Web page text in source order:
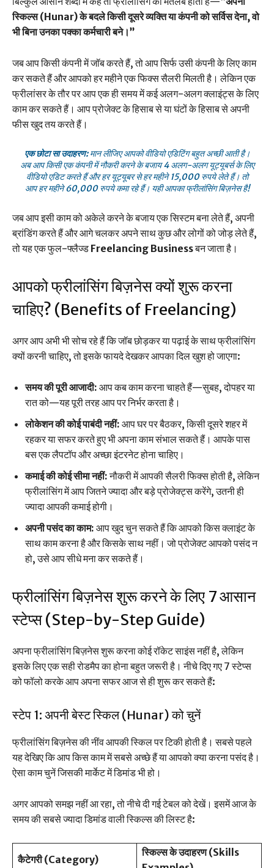
स्किल्स (Hunar) के बदले किसी दूसरे व्यक्ति या कंपनी को सर्विस देना, वो
भी बिना उनका पक्का कर्मचारी बने।”
जब आप किसी कंपनी में जॉब करते हैं, तो आप सिर्फ उसी कंपनी के लिए काम
कर सकते हैं और आपको हर महीने एक फिक्स सैलरी मिलती है। लेकिन एक
फ्रीलांसर के तौर पर आप एक ही समय में कई अलग-अलग क्लाइंट्स के लिए
काम कर सकते हैं। आप प्रोजेक्ट के हिसाब से या घंटों के हिसाब से अपनी
फीस खुद तय करते हैं।
एक छोटा सा उदाहरण:मान लीजिए आपको वीडियो एडिटिंग बहुत अच्छी आती है।
अब आप किसी एक कंपनी में नौकरी करने के बजाय 4 अलग-अलग यूट्यूबर्स के लिए
वीडियो एडिट करते हैं और हर यूट्यूबर से हर महीने 15,000 रुपये लेते हैं। तो
आप हर महीने 60,000 रुपये कमा रहे हैं। यही आपका फ्रीलांसिंग बिज़नेस है!
जब आप इसी काम को अकेले करने के बजाय एक सिस्टम बना लेते हैं, अपनी
ब्रांडिंग करते हैं और आगे चलकर अपने साथ कुछ और लोगों को जोड़ लेते हैं,
तो यह एक फुल-फ्लैज्ड Freelancing Businessबन जाता है।
आपको फ्रीलांसिंग बिज़नेस क्यों शुरू करना
चाहिए? (Benefits of Freelancing)
अगर आप अभी भी सोच रहे हैं कि जॉब छोड़कर या पढ़ाई के साथ फ्रीलांसिंग
क्यों करनी चाहिए, तो इसके फायदे देखकर आपका दिल खुश हो जाएगा:
समय की पूरी आजादी: आप कब काम करना चाहते हैं—सुबह, दोपहर या
रात को—यह पूरी तरह आप पर निर्भर करता है।
लोकेशन की कोई पाबंदी नहीं: आप घर पर बैठकर, किसी दूसरे शहर में
रहकर या सफर करते हुए भी अपना काम संभाल सकते हैं। आपके पास
बस एक लैपटॉप और अच्छा इंटरनेट होना चाहिए।
कमाई की कोई सीमा नहीं:नौकरी में आपकी सैलरी फिक्स होती है, लेकिन
फ्रीलांसिंग में आप जितने ज्यादा और बड़े प्रोजेक्ट्स करेंगे, उतनी ही
ज्यादा आपकी कमाई होगी।
अपनी पसंद का काम: आप खुद चुन सकते हैं कि आपको किस क्लाइंट के
साथ काम करना है और किसके साथ नहीं। जो प्रोजेक्ट आपको पसंद न
हो, उसे आप सीधे मना कर सकते हैं।
फ्रीलांसिंग बिज़नेस शुरू करने के लिए 7 आसान
स्टेप्स (Step-by-Step Guide)
अपना फ्रीलांसिंग बिज़नेस शुरू करना कोई रॉकेट साइंस नहीं है, लेकिन
इसके लिए एक सही रोडमैप का होना बहुत जरूरी है। नीचे दिए गए 7 स्टेप्स
को फॉलो करके आप अपना सफर आज से ही शुरू कर सकते हैं:
स्टेप 1: अपनी बेस्ट स्किल (Hunar) को चुनें
फ्रीलांसिंग बिज़नेस की नींव आपकी स्किल पर टिकी होती है। सबसे पहले
यह देखिए कि आप किस काम में सबसे अच्छे हैं या आपको क्या करना पसंद है।
ऐसा काम चुनें जिसकी मार्केट में डिमांड भी हो।
अगर आपको समझ नहीं आ रहा, तो नीचे दी गई टेबल को देखें। इसमें आज के
समय की सबसे ज्यादा डिमांड वाली स्किल्स की लिस्ट है:
कैटेगरी (Category)
स्किल्स के उदाहरण (Skills